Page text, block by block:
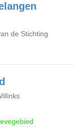
de Stichting